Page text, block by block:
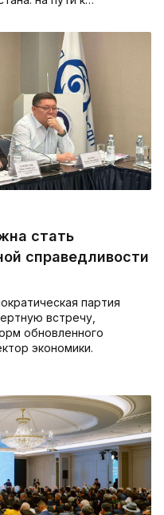
стать
справедливости
партия
встречу,
обновленного
экономики.